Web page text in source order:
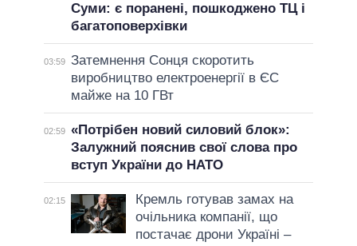
Суми: є поранені, пошкоджено ТЦ і
багатоповерхівки
03:59 Затемнення Сонця скоротить
виробництво електроенергії в ЄС
майже на 10 ГВт
02:59 «Потрібен новий силовий блок»:
Залужний пояснив свої слова про
вступ України до НАТО
02:15
Кремль готував замах на
очільника компанії, що
постачає дрони Україні –